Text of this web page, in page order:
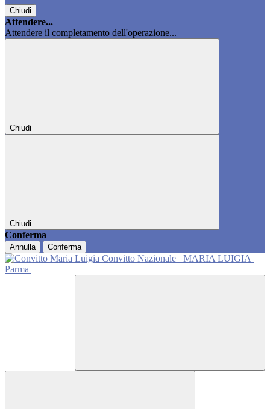
Chiudi
Attendere...
Attendere il completamento dell'operazione...
Chiudi
Chiudi
Conferma
Annulla Conferma
Convitto Nazionale
MARIA LUIGIA
Parma